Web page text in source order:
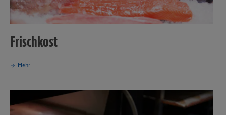
Frischkost
Mehr